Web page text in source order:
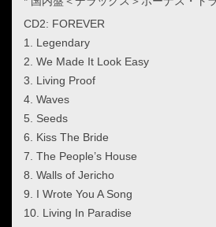
CD2: FOREVER
1. Legendary
2. We Made It Look Easy
3. Living Proof
4. Waves
5. Seeds
6. Kiss The Bride
7. The People’s House
8. Walls of Jericho
9. I Wrote You A Song
10. Living In Paradise